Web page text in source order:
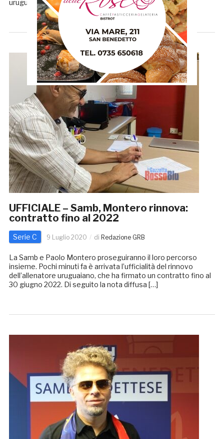
uruguaiano, con cui ha giocato […]
UFFICIALE – Samb, Montero rinnova:
contratto fino al 2022
Serie C 9 Luglio 2020 di Redazione GRB
La Samb e Paolo Montero proseguiranno il loro percorso
insieme. Pochi minuti fa è arrivata l’ufficialità del rinnovo
dell’allenatore uruguaiano, che ha firmato un contratto fino al
30 giugno 2022. Di seguito la nota diffusa […]